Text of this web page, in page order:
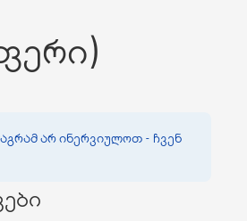
არ ინერვიულოთ - ჩვენ